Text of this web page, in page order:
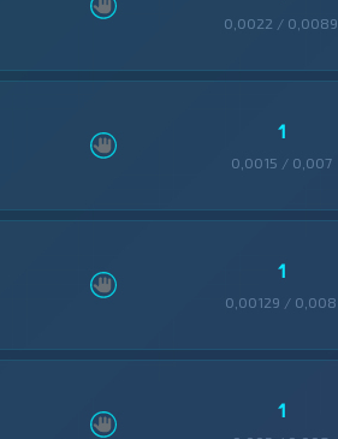
0,0022 / 0,0089
1
0,0015 / 0,007
1
0,00129 / 0,008
1